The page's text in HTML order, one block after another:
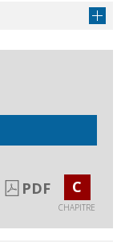
Obtenir le chapitre
PDF C
CHAPITRE